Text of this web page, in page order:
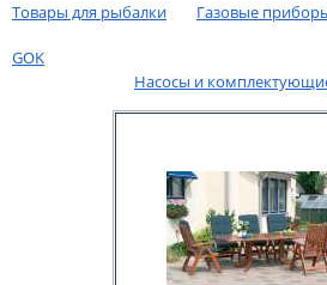
Товары для рыбалки Газовые
GOK
Насосы и